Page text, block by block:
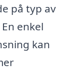
på typ av
enkel
kan